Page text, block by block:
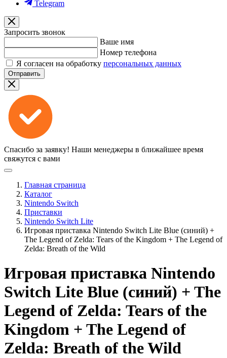
Telegram
Запросить звонок
Ваше имя
Номер телефона
Я согласен на обработку персональных данных
Отправить
Спасибо за заявку! Наши менеджеры в ближайшее время
свяжутся с вами
Главная страница
Каталог
Nintendo Switch
Приставки
Nintendo Switch Lite
Игровая приставка Nintendo Switch Lite Blue (синий) +
The Legend of Zelda: Tears of the Kingdom + The Legend of
Zelda: Breath of the Wild
Игровая приставка Nintendo
Switch Lite Blue (синий) + The
Legend of Zelda: Tears of the
Kingdom + The Legend of
Zelda: Breath of theWild